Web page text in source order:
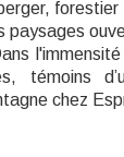
paysages
témoins
chez